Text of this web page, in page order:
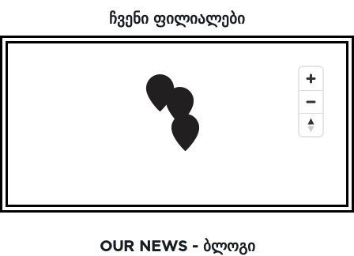
ᲩᲕᲔᲜᲘ ᲤᲘᲚᲘᲐᲚᲔᲑᲘ
OUR NEWS - ᲑᲚᲝᲒᲘ